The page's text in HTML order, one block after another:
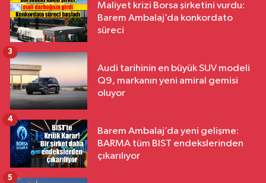
Maliyet krizi Borsa şirketini vurdu:
Barem Ambalaj’da konkordato
süreci
Audi tarihinin en büyük SUV modeli
Q9, markanın yeni amiral gemisi
oluyor
3
Barem Ambalaj’da yeni gelişme:
BARMA tüm BIST endekslerinden
çıkarılıyor
4
5